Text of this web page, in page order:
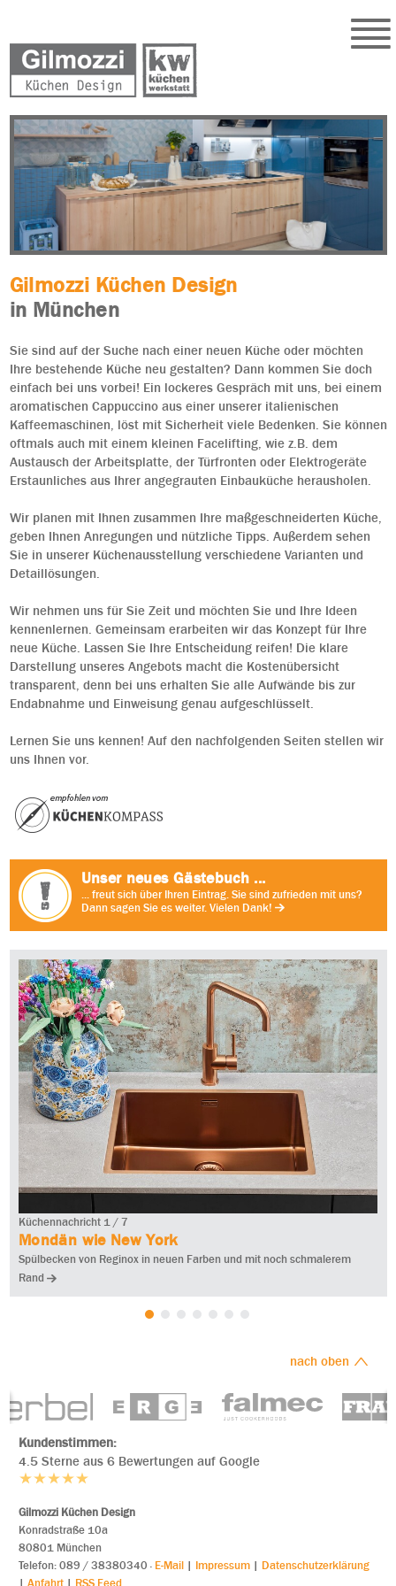
Gilmozzi Küchen Design
in München
Sie sind auf der Suche nach einer neuen Küche oder möchten
Ihre bestehende Küche neu gestalten? Dann kommen Sie doch
einfach bei uns vorbei! Ein lockeres Gespräch mit uns, bei einem
aromatischen Cappuccino aus einer unserer italienischen
Kaffeemaschinen, löst mit Sicherheit viele Bedenken. Sie können
oftmals auch mit einem kleinen Facelifting, wie z.B. dem
Austausch der Arbeitsplatte, der Türfronten oder Elektrogeräte
Erstaunliches aus Ihrer angegrauten Einbauküche herausholen.
Wir planen mit Ihnen zusammen Ihre maßgeschneiderten Küche,
geben Ihnen Anregungen und nützliche Tipps. Außerdem sehen
Sie in unserer Küchenausstellung verschiedene Varianten und
Detaillösungen.
Wir nehmen uns für Sie Zeit und möchten Sie und Ihre Ideen
kennenlernen. Gemeinsam erarbeiten wir das Konzept für Ihre
neue Küche. Lassen Sie Ihre Entscheidung reifen! Die klare
Darstellung unseres Angebots macht die Kostenübersicht
transparent, denn bei uns erhalten Sie alle Aufwände bis zur
Endabnahme und Einweisung genau aufgeschlüsselt.
Lernen Sie uns kennen! Auf den nachfolgenden Seiten stellen wir
uns Ihnen vor.
Unser neues Gästebuch ...
... freut sich über Ihren Eintrag. Sie sind zufrieden mit uns?
Dann sagen Sie es weiter. Vielen Dank!
Küchennachricht 1 / 7
Mondän wie New York
Spülbecken von Reginox in neuen Farben und mit noch schmalerem
Rand
nach oben
Kundenstimmen:
4.5 Sterne aus 6 Bewertungen auf Google
Gilmozzi Küchen Design
Konradstraße 10a
80801 München
Telefon: 089 / 38380340 · E-Mail | Impressum | Datenschutzerklärung
| Anfahrt | RSS Feed